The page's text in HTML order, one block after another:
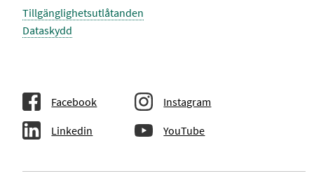
Tillgänglighetsutlåtanden
Dataskydd
Facebook Instagram
Linkedin YouTube